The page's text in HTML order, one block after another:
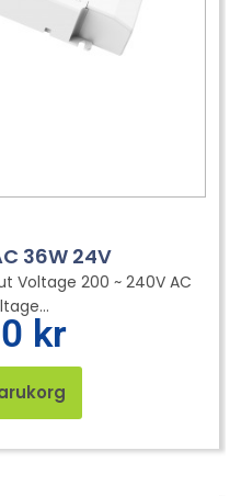
36W 24V
Voltage 200 ~ 240V AC
kr